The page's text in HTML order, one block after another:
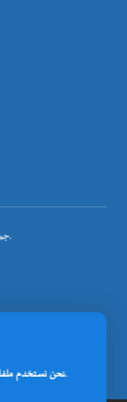
© جميع الحقوق محفوظة لجامعة خنشلة 2026.
نحن نستخدم ملفات تعريف الارتباط من لأنشطة الموقع لنقدم لك تجربة أفضل.